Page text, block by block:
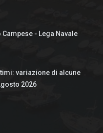
Campese - Lega Navale
variazione di alcune
2026